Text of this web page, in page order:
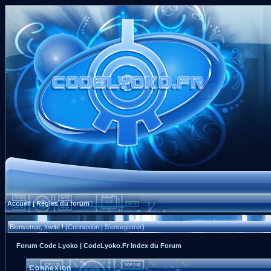
Accueil|Règles du forum
Bienvenue, Invité ! (Connexion|S'enregistrer)
Forum Code Lyoko | CodeLyoko.Fr Index du Forum
Connexion